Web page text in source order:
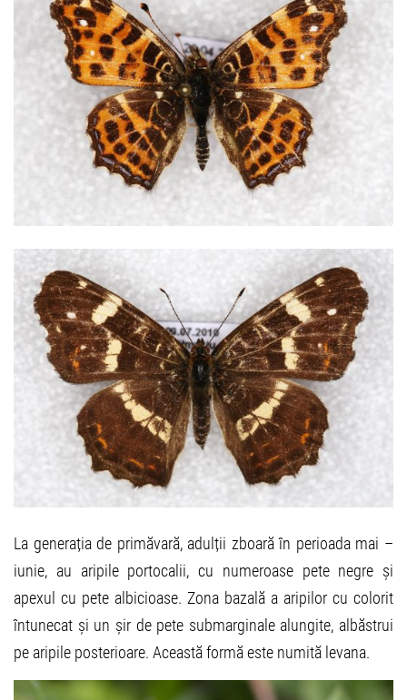
La generația de primăvară, adulții zboară în perioada mai –
iunie, au aripile portocalii, cu numeroase pete negre și
apexul cu pete albicioase. Zona bazală a aripilor cu colorit
întunecat și un șir de pete submarginale alungite, albăstrui
pe aripile posterioare. Această formă este numită levana.